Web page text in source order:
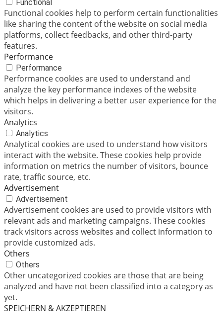
Functional
Functional cookies help to perform certain functionalities
like sharing the content of the website on social media
platforms, collect feedbacks, and other third-party
features.
Performance
Performance
Performance cookies are used to understand and
analyze the key performance indexes of the website
which helps in delivering a better user experience for the
visitors.
Analytics
Analytics
Analytical cookies are used to understand how visitors
interact with the website. These cookies help provide
information on metrics the number of visitors, bounce
rate, traffic source, etc.
Advertisement
Advertisement
Advertisement cookies are used to provide visitors with
relevant ads and marketing campaigns. These cookies
track visitors across websites and collect information to
provide customized ads.
Others
Others
Other uncategorized cookies are those that are being
analyzed and have not been classified into a category as
yet.
SPEICHERN & AKZEPTIEREN